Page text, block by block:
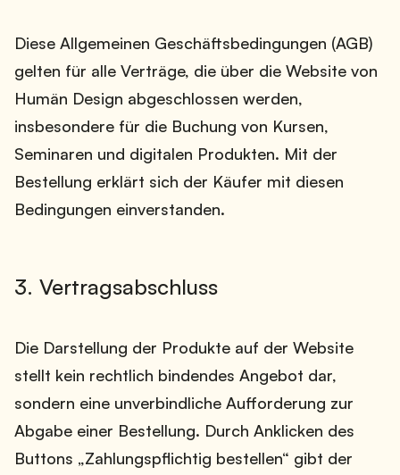
Diese Allgemeinen Geschäftsbedingungen (AGB)
gelten für alle Verträge, die über die Website von
Humän Design abgeschlossen werden,
insbesondere für die Buchung von Kursen,
Seminaren und digitalen Produkten. Mit der
Bestellung erklärt sich der Käufer mit diesen
Bedingungen einverstanden.
3. Vertragsabschluss
Die Darstellung der Produkte auf der Website
stellt kein rechtlich bindendes Angebot dar,
sondern eine unverbindliche Aufforderung zur
Abgabe einer Bestellung. Durch Anklicken des
Buttons „Zahlungspflichtig bestellen“ gibt der